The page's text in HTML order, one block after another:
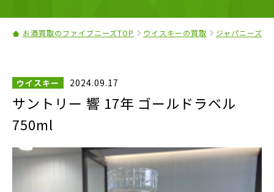
お酒買取のファイブニーズTOP ウイスキーの買取 ジャパニーズ
ウイスキー 2024.09.17
サントリー 響 17年 ゴールドラベル
750ml